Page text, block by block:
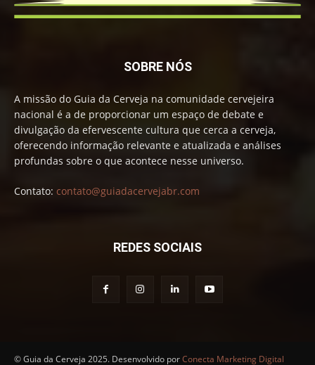
SOBRE NÓS
A missão do Guia da Cerveja na comunidade cervejeira
nacional é a de proporcionar um espaço de debate e
divulgação da efervescente cultura que cerca a cerveja,
oferecendo informação relevante e atualizada e análises
profundas sobre o que acontece nesse universo.
Contato: contato@guiadacervejabr.com
REDES SOCIAIS
© Guia da Cerveja 2025. Desenvolvido porConecta Marketing Digital